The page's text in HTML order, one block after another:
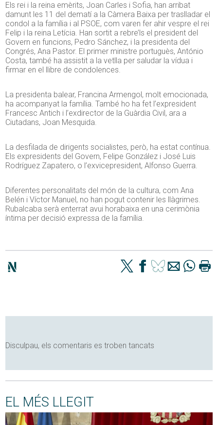
Els rei i la reina emèrits, Joan Carles i Sofia, han arribat
damunt les 11 del dematí a la Càmera Baixa per traslladar el
condol a la família i al PSOE, com varen fer ahir vespre el rei
Felip i la reina Letícia. Han sortit a rebre’ls el president del
Govern en funcions, Pedro Sánchez, i la presidenta del
Congrés, Ana Pastor. El primer ministre portuguès, António
Costa, també ha assistit a la vetlla per saludar la vídua i
firmar en el llibre de condolences.
La presidenta balear, Francina Armengol, molt emocionada,
ha acompanyat la família. També ho ha fet l’expresident
Francesc Antich i l’exdirector de la Guàrdia Civil, ara a
Ciutadans, Joan Mesquida.
La desfilada de dirigents socialistes, però, ha estat contínua.
Els expresidents del Govern, Felipe González i José Luis
Rodríguez Zapatero, o l’exvicepresident, Alfonso Guerra.
Diferentes personalitats del món de la cultura, com Ana
Belén i Víctor Manuel, no han pogut contenir les llàgrimes.
Rubalcaba serà enterrat avui horabaixa en una cerimònia
íntima per decisió expressa de la família.
Disculpau, els comentaris es troben tancats
EL MÉS LLEGIT